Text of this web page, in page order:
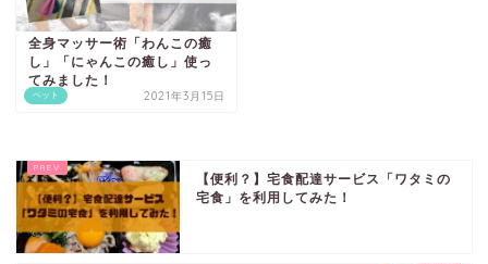
ペット
全身マッサー術「わんこの癒
し」「にゃんこの癒し」使っ
てみました！
2021年3月15日
【便利？】宅食配達サービス「ワタミの
宅食」を利用してみた！